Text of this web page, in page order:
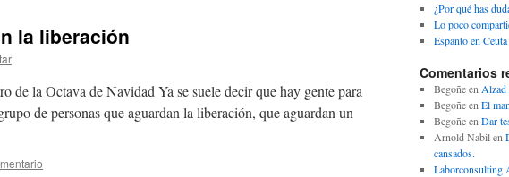
la liberación
de la Octava de Navidad Ya se suele decir que hay gente para
de personas que aguardan la liberación, que aguardan un
¿Por qué has
Lo poco
Espanto en Ceuta
Comentarios
Begoñeen Alzad
Begoñeen El
Begoñeen Dar
Arnold Nabilen
cansados.
Laborconsulting